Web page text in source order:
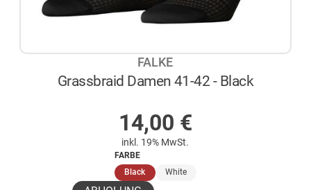
FALKE
Grassbraid Damen 41-42 - Black
14,00 €
inkl. 19% MwSt.
FARBE
Black(ausgewählt)
White